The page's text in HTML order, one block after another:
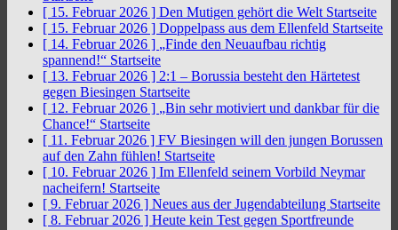
[ 15. Februar 2026 ] Den Mutigen gehört die Welt Startseite
[ 15. Februar 2026 ] Doppelpass aus dem Ellenfeld Startseite
[ 14. Februar 2026 ] „Finde den Neuaufbau richtig
spannend!“ Startseite
[ 13. Februar 2026 ] 2:1 – Borussia besteht den Härtetest
gegen Biesingen Startseite
[ 12. Februar 2026 ] „Bin sehr motiviert und dankbar für die
Chance!“ Startseite
[ 11. Februar 2026 ] FV Biesingen will den jungen Borussen
auf den Zahn fühlen! Startseite
[ 10. Februar 2026 ] Im Ellenfeld seinem Vorbild Neymar
nacheifern! Startseite
[ 9. Februar 2026 ] Neues aus der Jugendabteilung Startseite
[ 8. Februar 2026 ] Heute kein Test gegen Sportfreunde